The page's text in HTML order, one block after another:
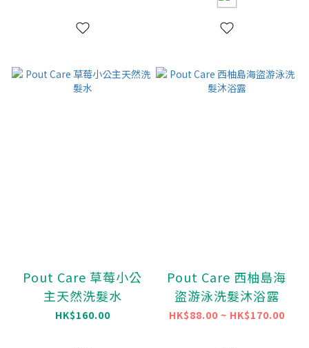
Pout Care 草莓小公
主天然洗髮水
HK$160.00
Pout Care 西柚島海
盜游泳洗髮沐浴露
HK$88.00 ~ HK$170.00